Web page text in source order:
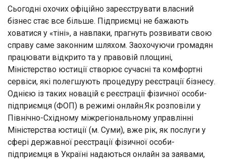
Сьогодні охочих офіційно зареєструвати власний
бізнес стає все більше. Підприємці не бажають
ховатися у «тіні», а навпаки, прагнуть розвивати свою
справу саме законним шляхом. Заохочуючи громадян
працювати відкрито та у правовій площині,
Міністерство юстиції створює сучасні та комфортні
сервіси, які полегшують процедуру реєстрації бізнесу.
Однією із таких новацій є реєстрації фізичної особи-
підприємця (ФОП) в режимі онлайн.Як розповіли у
Північно-Східному міжрегіональному управлінні
Міністерства юстиції (м. Суми), вже рік, як послуги у
сфері державної реєстрації фізичної особи-
підприємця в Україні надаються онлайн за заявами,